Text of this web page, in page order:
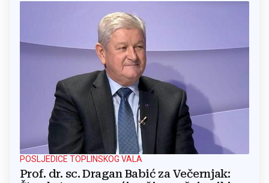
POSLJEDICE TOPLINSKOG VALA
Prof. dr. sc. Dragan Babić za Večernjak: